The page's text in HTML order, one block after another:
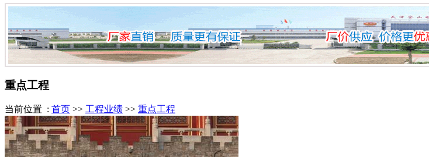
重点工程
当前位置 : 首页 >> 工程业绩 >> 重点工程